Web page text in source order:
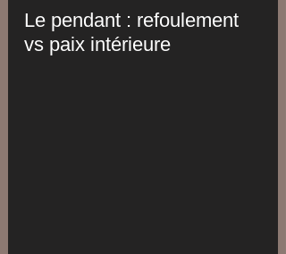
Le pendant : refoulement
vs paix intérieure